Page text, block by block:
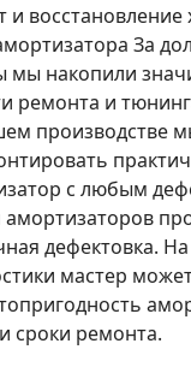
и восстановление
За
мы накопили
ремонта и
производстве
с любым
амортизаторов
дефектовка.
мастер
сроки ремонта.